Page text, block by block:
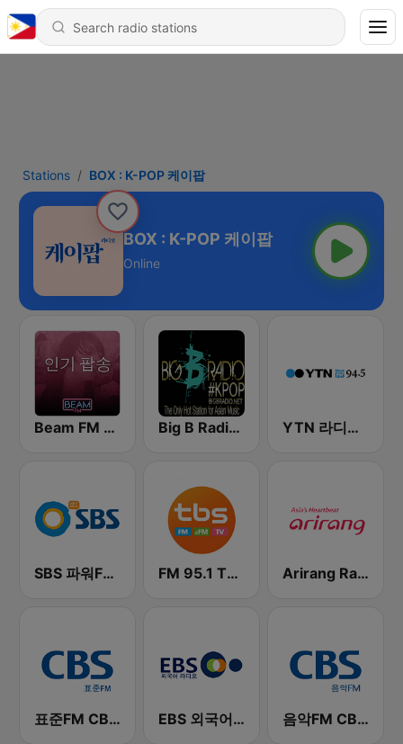
Stations BOX : K-POP 케이팝
BOX : K-POP 케이팝
Online
Beam FM - 취향저격 감각 팝송 Big B Radio - KPOP(인터넷 라디오) YTN 라디오 (YTN FM) - 24 Hours News Channel
SBS 파워FM-SBS 라디오 FM 95.1 TBS fm Arirang Radio
표준FM CBS 라디오 (Standard FM) EBS 외국어 라디오 (i-radio) 음악FM CBS 라디오 (Music FM)